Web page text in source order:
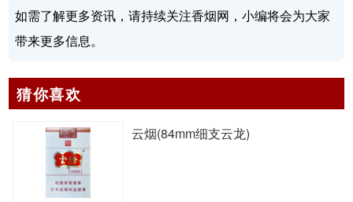
如需了解更多资讯，请持续关注香烟网，小编将会为大家
带来更多信息。
猜你喜欢
云烟(84mm细支云龙)